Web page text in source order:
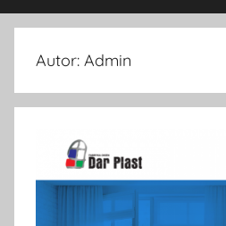
Autor: Admin